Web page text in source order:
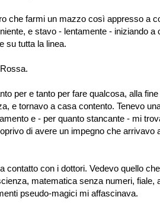
che farmi un mazzo così appresso a
e stavo - lentamente - iniziando a
su tutta la linea.
per e tanto per fare qualcosa, alla
e tornavo a casa contento. Tenevo
e - per quanto stancante - mi
di avere un impegno che arrivavo
contatto con i dottori. Vedevo quello
matematica senza numeri, fiale,
pseudo-magici mi affascinava.